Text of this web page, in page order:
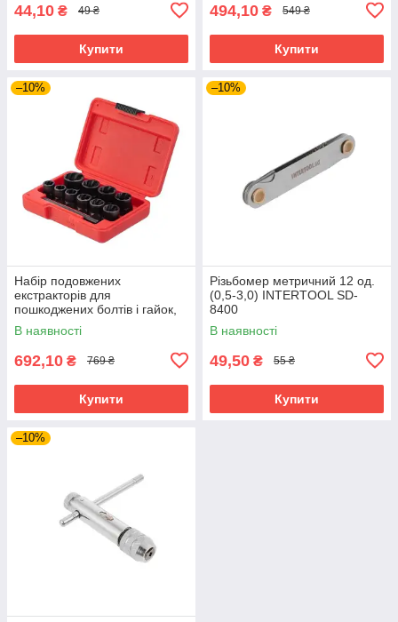
44,10 ₴ 49 ₴
Купити
494,10 ₴ 549 ₴
Купити
–10%
Набір подовжених
екстракторів для
пошкоджених болтів і гайок,
10 од. INTERTOOL SD-8008
В наявності
692,10 ₴ 769 ₴
Купити
–10%
Різьбомер метричний 12 од.
(0,5-3,0) INTERTOOL SD-
8400
В наявності
49,50 ₴ 55 ₴
Купити
–10%